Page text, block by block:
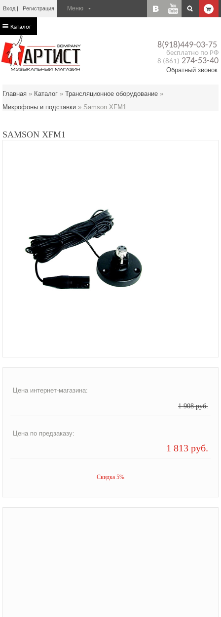
Вход Регистрация
8(918)449-03-75
бесплатно по РФ
8 (861) 274-53-40
Обратный звонок
Каталог
Главная » Каталог » Трансляционное оборудование »
Микрофоны и подставки » Samson XFM1
SAMSON XFM1
Цена интернет-магазина:
1 908 руб.
Цена по предзаказу:
1 813 руб.
Скидка 5%